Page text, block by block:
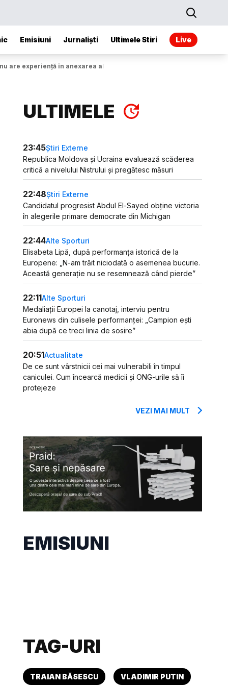
Emisiuni Jurnaliști Ultimele Stiri Live
are experiență în anexarea altor state”
ULTIMELE
23:45Știri Externe
Republica Moldova și Ucraina evaluează scăderea
critică a nivelului Nistrului și pregătesc măsuri
22:48Știri Externe
Candidatul progresist Abdul El-Sayed obține victoria
în alegerile primare democrate din Michigan
22:44Alte Sporturi
Elisabeta Lipă, după performanța istorică de la
Europene: „N-am trăit niciodată o asemenea bucurie.
Această generație nu se resemnează când pierde”
22:11Alte Sporturi
Medaliații Europei la canotaj, interviu pentru
Euronews din culisele performanței: „Campion ești
abia după ce treci linia de sosire”
20:51Actualitate
De ce sunt vârstnicii cei mai vulnerabili în timpul
caniculei. Cum încearcă medicii și ONG-urile să îi
protejeze
VEZI MAI MULT
EMISIUNI
TAG-URI
TRAIAN BĂSESCU VLADIMIR PUTIN